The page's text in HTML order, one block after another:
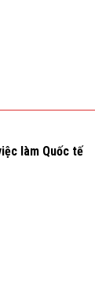
làm Quốc tế